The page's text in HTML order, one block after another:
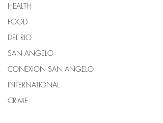
HEALTH
FOOD
DEL RIO
SAN ANGELO
CONEXION SAN ANGELO
INTERNATIONAL
CRIME